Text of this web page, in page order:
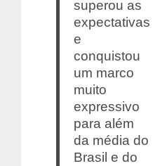
superou as
expectativas
e
conquistou
um marco
muito
expressivo
para além
da média do
Brasil e do